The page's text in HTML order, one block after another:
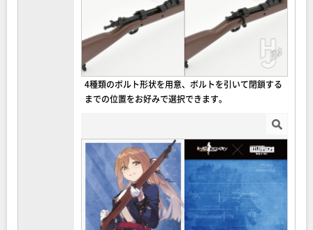
4種類のボルト形状を用意、ボルトを引いて閉鎖する
までの位置をお好みで選択できます。